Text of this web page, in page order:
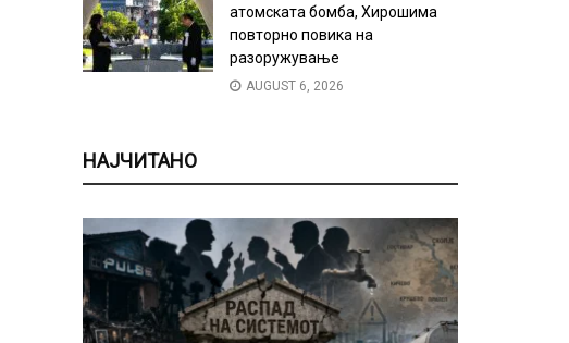
атомската бомба, Хирошима
повторно повика на
разоружување
AUGUST 6, 2026
НАЈЧИТАНО